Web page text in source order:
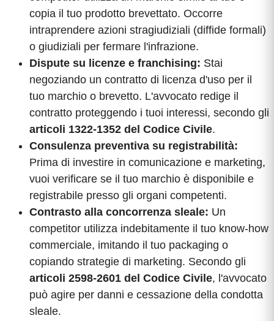
copia il tuo prodotto brevettato. Occorre
intraprendere azioni stragiudiziali (diffide formali)
o giudiziali per fermare l'infrazione.
Dispute su licenze e franchising: Stai
negoziando un contratto di licenza d'uso per il
tuo marchio o brevetto. L'avvocato redige il
contratto proteggendo i tuoi interessi, secondo gli
articoli 1322-1352 del Codice Civile.
Consulenza preventiva su registrabilità:
Prima di investire in comunicazione e marketing,
vuoi verificare se il tuo marchio è disponibile e
registrabile presso gli organi competenti.
Contrasto alla concorrenza sleale: Un
competitor utilizza indebitamente il tuo know-how
commerciale, imitando il tuo packaging o
copiando strategie di marketing. Secondo gli
articoli 2598-2601 del Codice Civile, l'avvocato
può agire per danni e cessazione della condotta
sleale.